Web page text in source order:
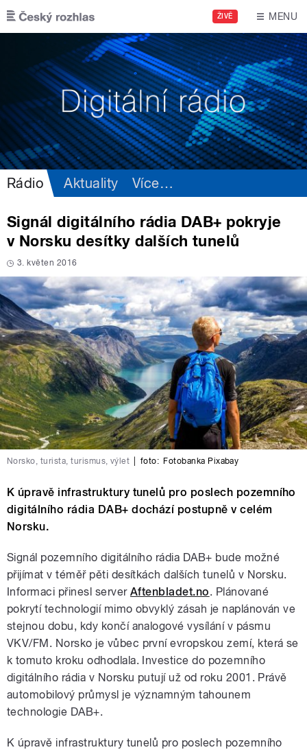
Přejít k hlavnímu obsahu
ŽIVĚ MENU
Rádio Aktuality Více…
Signál digitálního rádia DAB+ pokryje
v Norsku desítky dalších tunelů
3. květen 2016
Norsko, turista, turismus, výlet foto: Fotobanka Pixabay
K úpravě infrastruktury tunelů pro poslech pozemního
digitálního rádia DAB+ dochází postupně v celém
Norsku.
Signál pozemního digitálního rádia DAB+ bude možné
přijímat v téměř pěti desítkách dalších tunelů v Norsku.
Informaci přinesl server Aftenbladet.no. Plánované
pokrytí technologií mimo obvyklý zásah je naplánován ve
stejnou dobu, kdy končí analogové vysílání v pásmu
VKV/FM. Norsko je vůbec první evropskou zemí, která se
k tomuto kroku odhodlala. Investice do pozemního
digitálního rádia v Norsku putují už od roku 2001. Právě
automobilový průmysl je významným tahounem
technologie DAB+.
K úpravě infrastruktury tunelů pro poslech pozemního